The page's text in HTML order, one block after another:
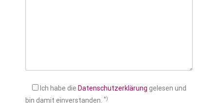
Ich habe die Datenschutzerklärung gelesen und
bin damit einverstanden. *)